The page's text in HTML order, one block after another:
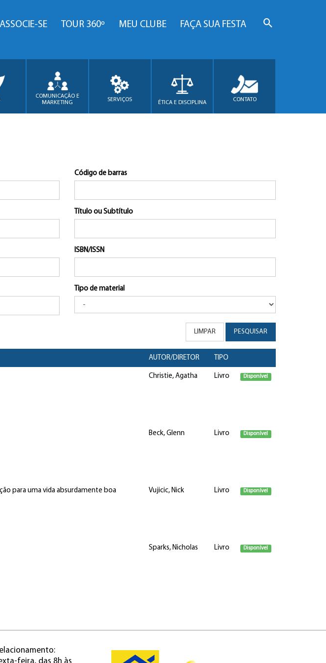
ASSOCIE-SE TOUR 360º MEU CLUBE FAÇA SUA FESTA
COMUNICAÇÃO E
MARKETING
SERVIÇOS ÉTICA E DISCIPLINA CONTATO
Código de barras
Título ou Subtítulo
ISBN/ISSN
Tipo de material
LIMPAR PESQUISAR
AUTOR/DIRETOR TIPO
Christie, Agatha Livro Disponível
Beck, Glenn Livro Disponível
para uma vida absurdamente boa Vujicic, Nick Livro Disponível
Sparks, Nicholas Livro Disponível
feira, das 8h às